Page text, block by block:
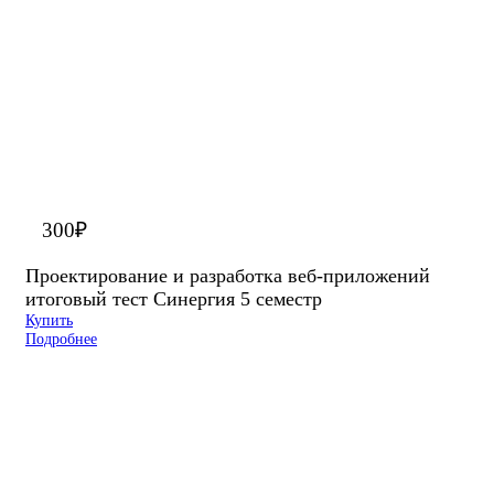
300₽
Проектирование и разработка веб-приложений
итоговый тест Синергия 5 семестр
Купить
Подробнее